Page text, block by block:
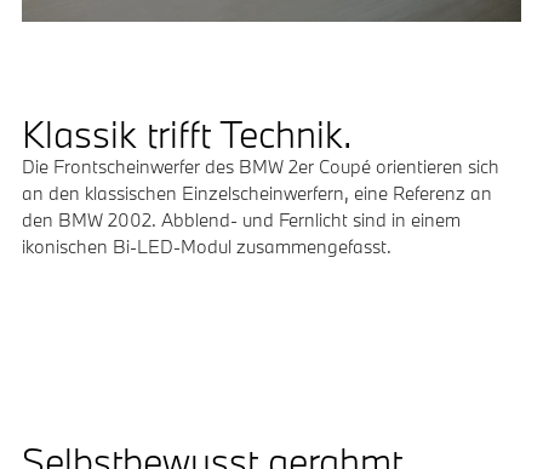
Klassik trifft Technik.
Die Frontscheinwerfer des BMW 2er Coupé orientieren sich
an den klassischen Einzelscheinwerfern, eine Referenz an
den BMW 2002. Abblend- und Fernlicht sind in einem
ikonischen Bi-LED-Modul zusammengefasst.